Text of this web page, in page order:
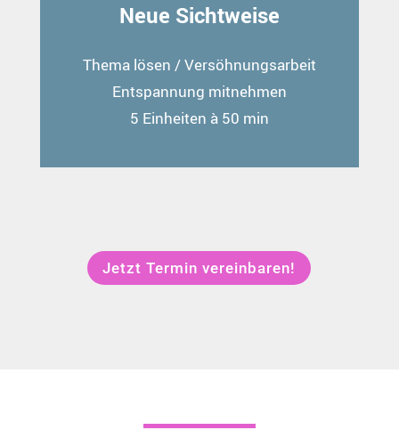
Neue Sichtweise
Thema lösen / Versöhnungsarbeit
Entspannung mitnehmen
5 Einheiten à 50 min
Jetzt Termin vereinbaren!